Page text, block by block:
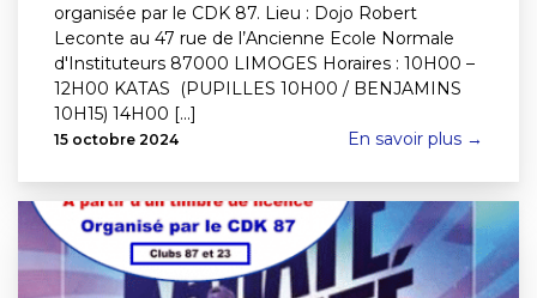
organisée par le CDK 87. Lieu : Dojo Robert
Leconte au 47 rue de l’Ancienne Ecole Normale
d'Instituteurs 87000 LIMOGES Horaires : 10H00 –
12H00 KATAS (PUPILLES 10H00 / BENJAMINS
10H15) 14H00 [...]
15 octobre 2024 En savoir plus →